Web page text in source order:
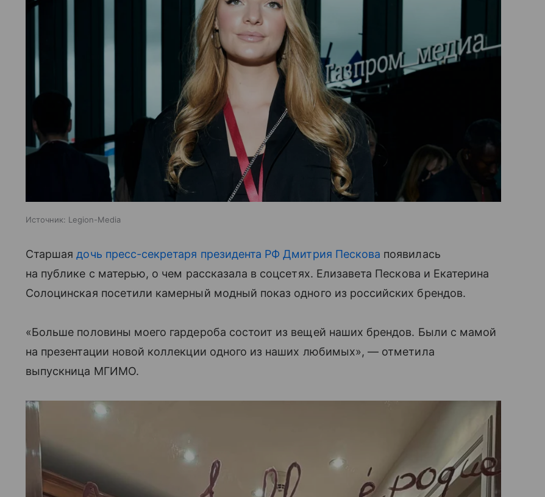
Источник: Legion-Media
Старшаядочь пресс-секретаря президента РФ Дмитрия Пескова появилась
на публике с матерью, о чем рассказала в соцсетях. Елизавета Пескова и Екатерина
Солоцинская посетили камерный модный показ одного из российских брендов.
«Больше половины моего гардероба состоит из вещей наших брендов. Были с мамой
на презентации новой коллекции одного из наших любимых», — отметила
выпускница МГИМО.